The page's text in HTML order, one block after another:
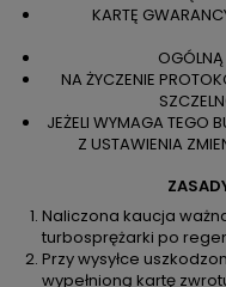
KARTĘ
NA ŻYCZENIE
JEŻELI WYMAGA TEGO
Z USTAWIENIA
Naliczona kaucja
turbosprężarki po
Przy wysyłce
wypełnioną kartę